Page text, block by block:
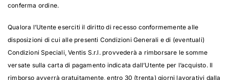
conferma ordine.
Qualora l’Utente eserciti il diritto di recesso conformemente alle
disposizioni di cui alle presenti Condizioni Generali e di (eventuali)
Condizioni Speciali, Ventis S.r.l. provvederà a rimborsare le somme
versate sulla carta di pagamento indicata dall’Utente per l’acquisto. Il
rimborso avverrà gratuitamente, entro 30 (trenta) giorni lavorativi dalla